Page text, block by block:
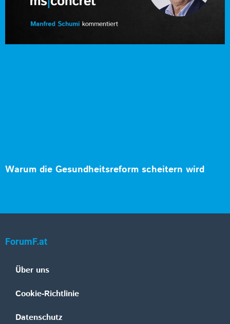
Warum die Gesundheitsreform scheitern wird
ForumF.at
Über uns
Cookie-Richtlinie
Datenschutz